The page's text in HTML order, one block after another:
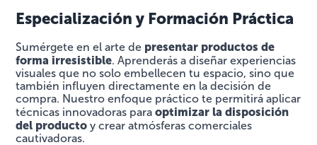
Especialización y Formación Práctica
Sumérgete en el arte de presentar productos de
forma irresistible. Aprenderás a diseñar experiencias
visuales que no solo embellecen tu espacio, sino que
también influyen directamente en la decisión de
compra. Nuestro enfoque práctico te permitirá aplicar
técnicas innovadoras paraoptimizar la disposición
del producto y crear atmósferas comerciales
cautivadoras.